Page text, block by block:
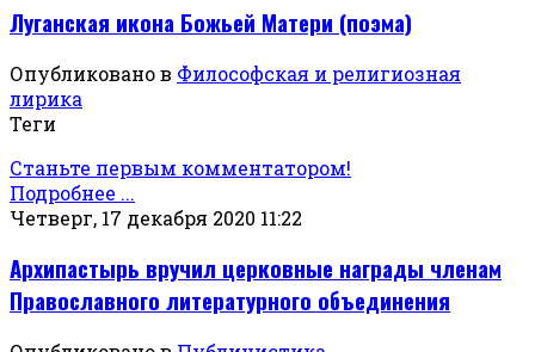
Луганская икона Божьей Матери (поэма)
Опубликовано в Философская и религиозная
лирика
Теги
Станьте первым комментатором!
Подробнее ...
Четверг, 17 декабря 2020 11:22
Архипастырь вручил церковные награды членам
Православного литературного объединения